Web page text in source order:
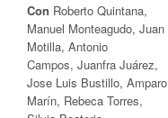
Con Roberto Quintana,
Manuel Monteagudo, Juan
Motilla, Antonio
Campos, Juanfra Juárez,
Jose Luis Bustillo, Amparo
Marín, Rebeca Torres,